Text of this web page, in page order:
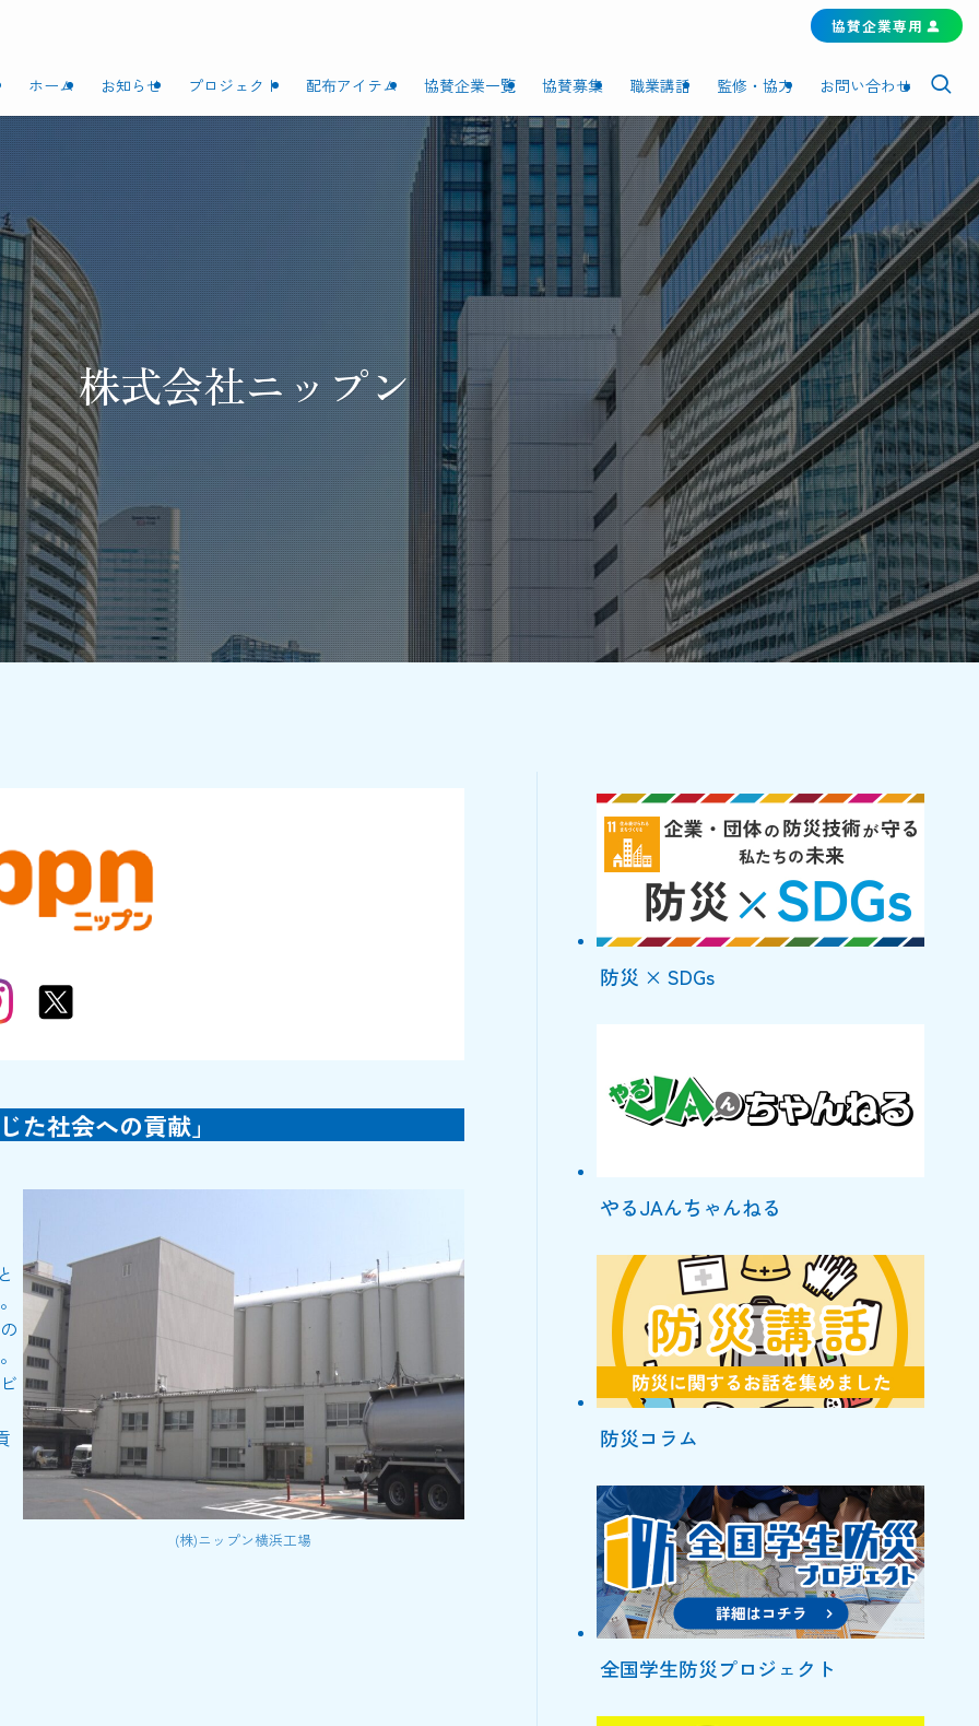
ホーム お知らせ プロジェクト 配布アイテム 協賛企業一覧 協賛募集 職業講話 監修・協力 お問い合わせ
協賛企業専用
株式会社ニップン
た社会への貢献」
(株)ニップン横浜工場
防災 × SDGs
やるJAんちゃんねる
防災コラム
全国学生防災プロジェクト